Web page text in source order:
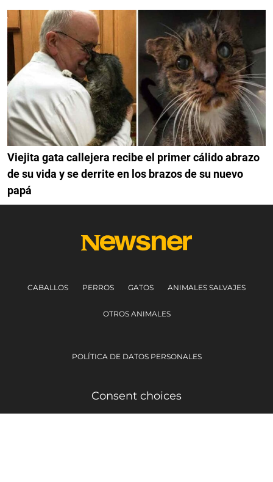
Viejita gata callejera recibe el primer cálido abrazo
de su vida y se derrite en los brazos de su nuevo
papá
CABALLOS PERROS GATOS ANIMALES SALVAJES
OTROS ANIMALES
POLÍTICA DE DATOS PERSONALES
Consent choices